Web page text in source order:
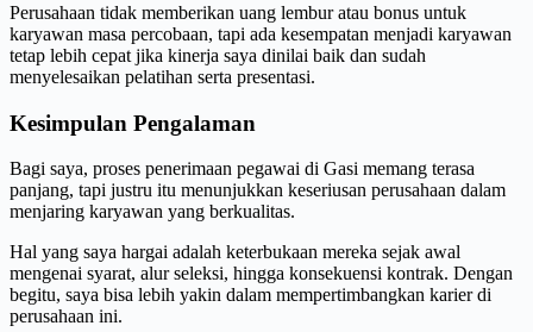
Perusahaan tidak memberikan uang lembur atau bonus untuk
karyawan masa percobaan, tapi ada kesempatan menjadi karyawan
tetap lebih cepat jika kinerja saya dinilai baik dan sudah
menyelesaikan pelatihan serta presentasi.
Kesimpulan Pengalaman
Bagi saya, proses penerimaan pegawai di Gasi memang terasa
panjang, tapi justru itu menunjukkan keseriusan perusahaan dalam
menjaring karyawan yang berkualitas.
Hal yang saya hargai adalah keterbukaan mereka sejak awal
mengenai syarat, alur seleksi, hingga konsekuensi kontrak. Dengan
begitu, saya bisa lebih yakin dalam mempertimbangkan karier di
perusahaan ini.